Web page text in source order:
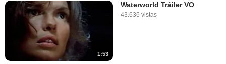
1:53
Waterworld Tráiler VO
43.636 vistas